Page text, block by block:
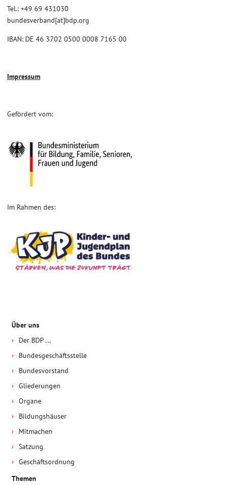
Tel.: +49 69 431030
bundesverband[at]bdp.org
IBAN: DE 46 3702 0500 0008 7165 00
Impressum
Gefördert vom:
Im Rahmen des:
Über uns
Der BDP ...
Bundesgeschäftsstelle
Bundesvorstand
Gliederungen
Organe
Bildungshäuser
Mitmachen
Satzung
Geschäftsordnung
Themen